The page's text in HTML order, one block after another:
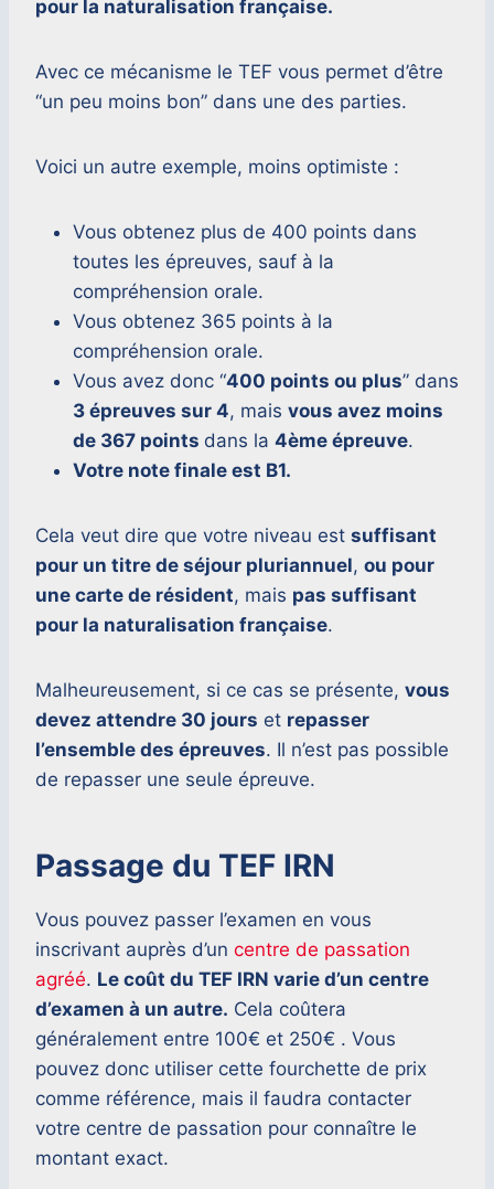
pour la naturalisation française.
Avec ce mécanisme le TEF vous permet d’être
“un peu moins bon” dans une des parties.
Voici un autre exemple, moins optimiste :
Vous obtenez plus de 400 points dans
toutes les épreuves, sauf à la
compréhension orale.
Vous obtenez 365 points à la
compréhension orale.
Vous avez donc “400 points ou plus” dans
3 épreuves sur 4, mais vous avez moins
de 367 points dans la 4ème épreuve.
Votre note finale est B1.
Cela veut dire que votre niveau est suffisant
pour un titre de séjour pluriannuel, ou pour
une carte de résident, mais pas suffisant
pour la naturalisation française.
Malheureusement, si ce cas se présente, vous
devez attendre 30 jours et repasser
l’ensemble des épreuves. Il n’est pas possible
de repasser une seule épreuve.
Passage du TEF IRN
Vous pouvez passer l’examen en vous
inscrivant auprès d’un centre de passation
agréé. Le coût du TEF IRN varie d’un centre
d’examen à un autre. Cela coûtera
généralement entre 100€ et 250€ . Vous
pouvez donc utiliser cette fourchette de prix
comme référence, mais il faudra contacter
votre centre de passation pour connaître le
montant exact.